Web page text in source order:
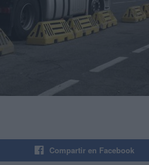
Compartir en Facebook